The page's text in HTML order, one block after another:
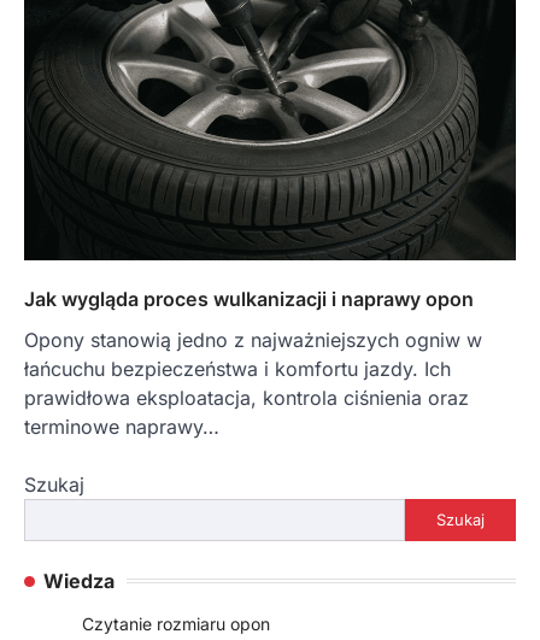
Jak wygląda proces wulkanizacji i naprawy opon
Opony stanowią jedno z najważniejszych ogniw w
łańcuchu bezpieczeństwa i komfortu jazdy. Ich
prawidłowa eksploatacja, kontrola ciśnienia oraz
terminowe naprawy…
Szukaj
Szukaj
Wiedza
Czytanie rozmiaru opon